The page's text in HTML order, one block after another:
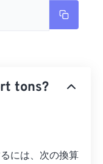
tons?
には、次の換算